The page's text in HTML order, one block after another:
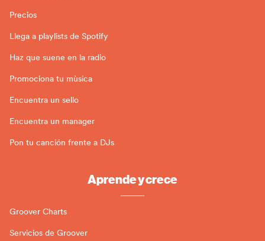
Precios
Llega a playlists de Spotify
Haz que suene en la radio
Promociona tu mùsica
Encuentra un sello
Encuentra un manager
Pon tu canción frente a DJs
Aprende y crece
Groover Charts
Servicios de Groover